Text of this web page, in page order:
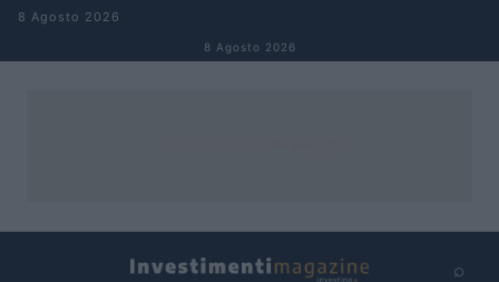
Salta al contenuto
8 Agosto 2026
8 Agosto 2026
⌕